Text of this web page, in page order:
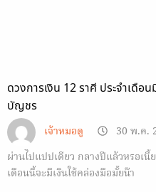
ดวงการเงิน 12 ราศี ประจำเดื
บัญชร
เจ้าหมอดู
30 พ.ค.
ผ่านไปแปปเดียว กลางปีแล้วหรอเนี้
เดือนนี้จะมีเงินใช้คล่องมือมั้ยน๊า